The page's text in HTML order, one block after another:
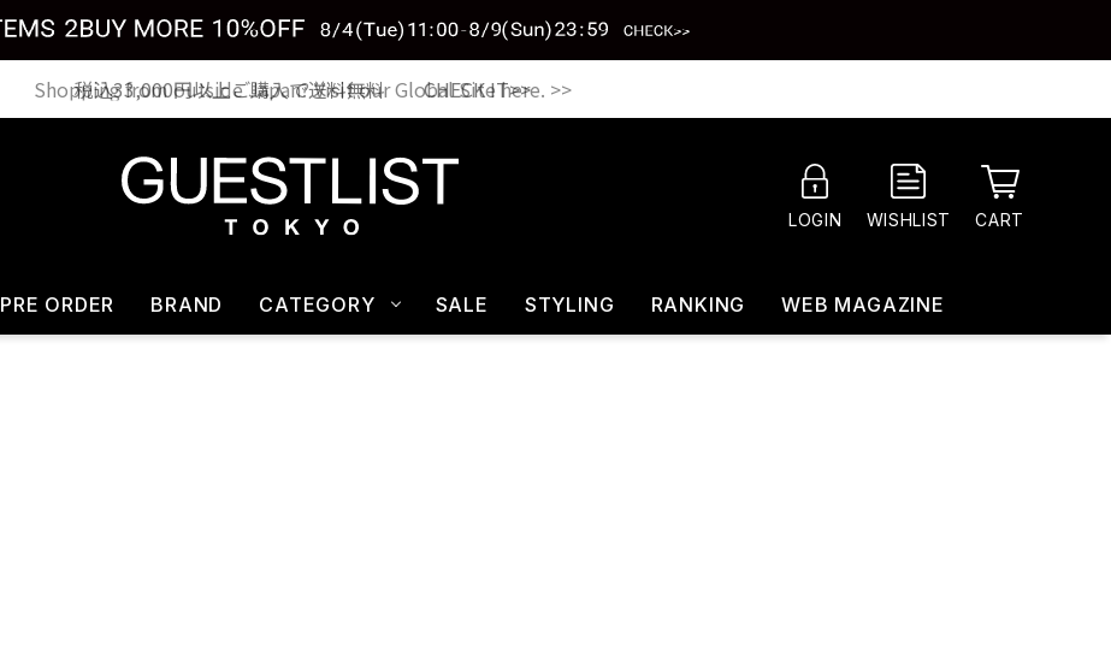
税込33,000円以上ご購入で送料無料 CHECK IT>>
LOGIN WISHLIST CART
PRE ORDER BRAND CATEGORY SALE STYLING RANKING WEB MAGAZINE